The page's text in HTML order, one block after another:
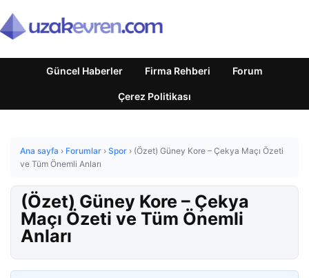
Güncel Haberler Firma Rehberi Forum
Çerez Politikası
Ana sayfa › Forumlar › Spor › (Özet) Güney Kore – Çekya Maçı Özeti
ve Tüm Önemli Anları
(Özet) Güney Kore – Çekya
Maçı Özeti ve Tüm Önemli
Anları